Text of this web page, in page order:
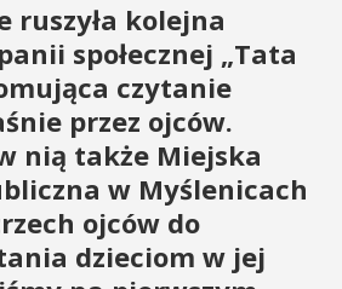
ruszyła kolejna
społecznej „Tata
czytanie
przez ojców.
nią także Miejska
w Myślenicach
ojców do
dzieciom w jej